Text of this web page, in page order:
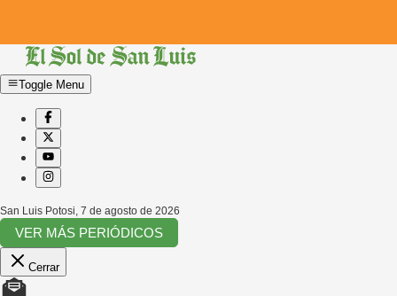
Toggle Menu
San Luis Potosi 7 de agosto de 2026
VER MÁS PERIÓDICOS
Cerrar